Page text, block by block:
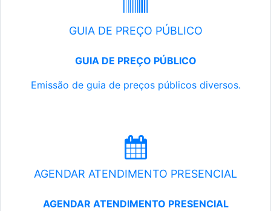
GUIA DE PREÇO PÚBLICO
GUIA DE PREÇO PÚBLICO
Emissão de guia de preços públicos diversos.
AGENDAR ATENDIMENTO PRESENCIAL
AGENDAR ATENDIMENTO PRESENCIAL